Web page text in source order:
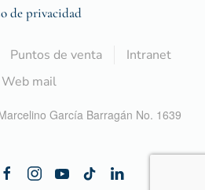
de privacidad
Puntos de venta
Intranet
Web mail
García Barragán No. 1639